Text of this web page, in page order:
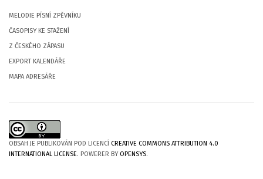
MELODIE PÍSNÍ ZPĚVNÍKU
ČASOPISY KE STAŽENÍ
Z ČESKÉHO ZÁPASU
EXPORT KALENDÁŘE
MAPA ADRESÁŘE
OBSAH JE PUBLIKOVÁN POD LICENCÍ CREATIVE COMMONS ATTRIBUTION 4.0
INTERNATIONAL LICENSE. POWERER BYOPENSYS.